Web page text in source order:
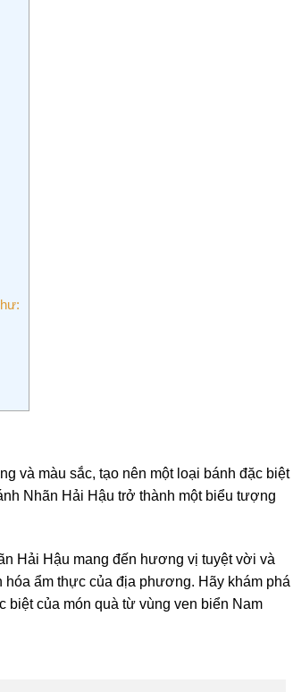
và màu sắc, tạo nên một loại bánh đặc biệt
Nhãn Hải Hậu trở thành một biểu tượng
Hải Hậu mang đến hương vị tuyệt vời và
ẩm thực của địa phương. Hãy khám phá
của món quà từ vùng ven biển Nam